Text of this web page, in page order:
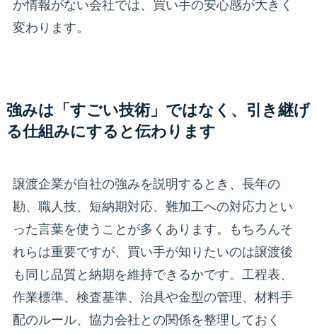
か情報がない会社では、買い手の安心感が大きく
変わります。
強みは「すごい技術」ではなく、引き継げ
る仕組みにすると伝わります
譲渡企業が自社の強みを説明するとき、長年の
勘、職人技、短納期対応、難加工への対応力とい
った言葉を使うことが多くあります。もちろんそ
れらは重要ですが、買い手が知りたいのは譲渡後
も同じ品質と納期を維持できるかです。工程表、
作業標準、検査基準、治具や金型の管理、材料手
配のルール、協力会社との関係を整理しておく